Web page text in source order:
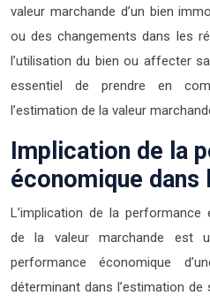
valeur marchande d’un bien
ou des changements dans les
l’utilisation du bien ou affecter
essentiel de prendre en
l’estimation de la valeur
Implication de la
économique dans
L’implication de la performance
de la valeur marchande est
performance économique
déterminant dans l’estimation